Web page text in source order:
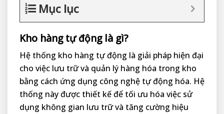
Mục lục
Kho hàng tự động là gì?
Hệ thống kho hàng tự động là giải pháp hiện đại
cho việc lưu trữ và quản lý hàng hóa trong kho
bằng cách ứng dụng công nghệ tự động hóa. Hệ
thống này được thiết kế để tối ưu hóa việc sử
dụng không gian lưu trữ và tăng cường hiệu